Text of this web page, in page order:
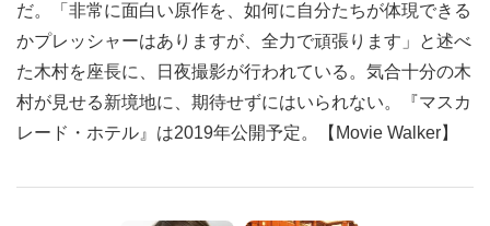
だ。「非常に面白い原作を、如何に自分たちが体現できる
かプレッシャーはありますが、全力で頑張ります」と述べ
た木村を座長に、日夜撮影が行われている。気合十分の木
村が見せる新境地に、期待せずにはいられない。『マスカ
レード・ホテル』は2019年公開予定。【Movie Walker】